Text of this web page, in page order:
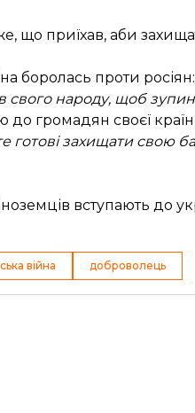
що приїхав, аби
боролась проти росіян:
народу, щоб
громадян своєї
готові захищати свою
вступають до
війна доброволець